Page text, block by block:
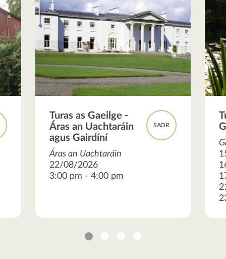
SAOR
Turas as Gaeilge -
Áras an Uachtaráin
agus Gairdíní
Áras an Uachtaráin
22/08/2026
3:00 pm - 4:00 pm
2 3 4